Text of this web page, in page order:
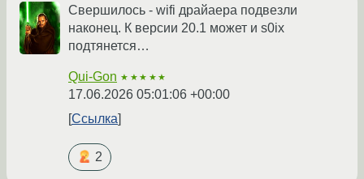
Свершилось - wifi драйаера подвезли
наконец. К версии 20.1 может и s0ix
подтянется…
Qui-Gon ★★★★★
17.06.2026 05:01:06 +00:00
Ссылка
2